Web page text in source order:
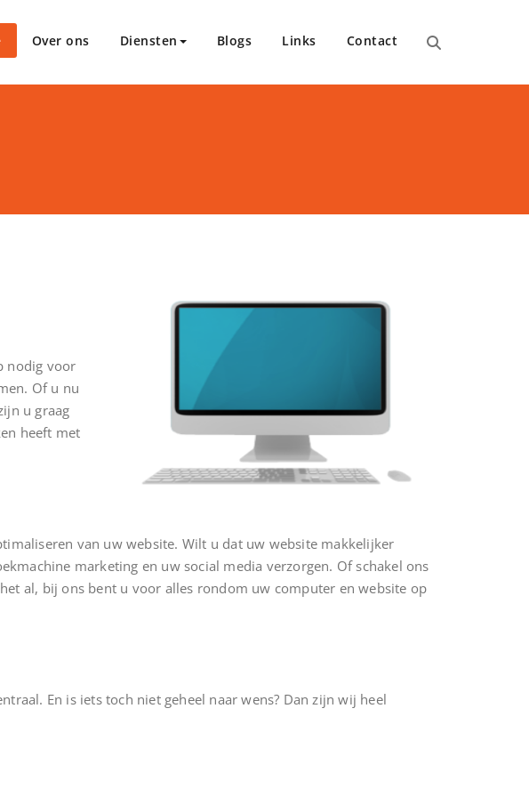
Over ons Diensten Blogs Links Contact
nodig voor
Of u nu
u graag
heeft met
van uw website. Wilt u dat uw website makkelijker
marketing en uw social media verzorgen. Of schakel ons
al, bij ons bent u voor alles rondom uw computer en website op
En is iets toch niet geheel naar wens? Dan zijn wij heel